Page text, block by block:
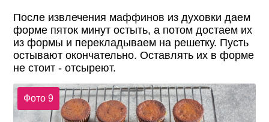
После извлечения маффинов из духовки даем
форме пяток минут остыть, а потом достаем их
из формы и перекладываем на решетку. Пусть
остывают окончательно. Оставлять их в форме
не стоит - отсыреют.
Фото 9